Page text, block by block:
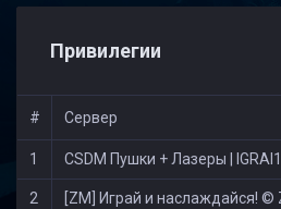
Привилегии
# Сервер
1 CSDM Пушки + Лазеры |
2 [ZM] Играй и наслаждайся! ©